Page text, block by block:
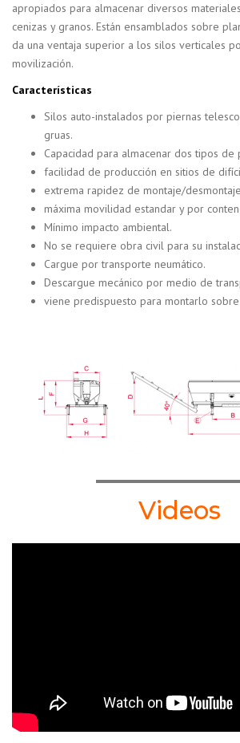
apropiados para almacenar diversos
cenizas y granos. Están ensamblados sobre
da una ventaja superior a los silos verticales
movilización.
Características
Silos auto-instalados por piernas
gruas.
Capacidad para almacenar dos tipos
facilidad de producción en sitios de
extrema rapidez de montaje/
máxima movilidad estandar y por
Mínimo impacto ambiental.
No se requiere obra civil para su
Cargue por transporte neumático.
Descargue mecánico por medio de
viene predispuesto para montarlo
Videos